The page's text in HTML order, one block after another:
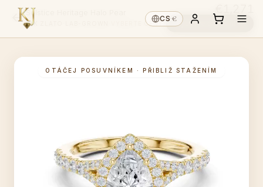
CS·€
OTÁČEJ POSUVNÍKEM · PŘIBLIŽ STAŽENÍM
Solstice Heritage Halo Pear
14K ZLATO VYBERTE CENTR ↑Vyberte diamant ↓